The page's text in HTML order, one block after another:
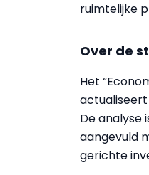
ruimtelijke
Over de
Het
actualiseert
De analyse
aangevuld
gerichte